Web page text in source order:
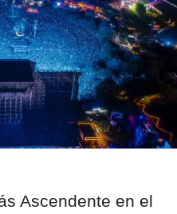
Ascendente en el